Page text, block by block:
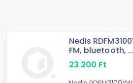
Nedis
FM, bluetooth, ...
23 200 Ft